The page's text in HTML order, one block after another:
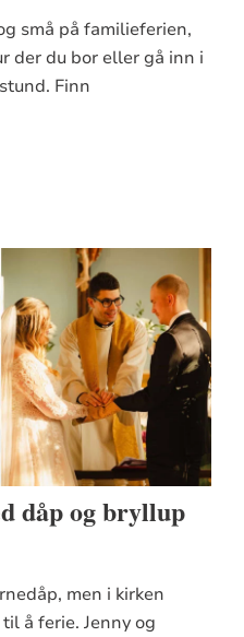
små på familieferien,
der du bor eller gå inn i
Finn
dåp og bryllup
men i kirken
å ferie. Jenny og